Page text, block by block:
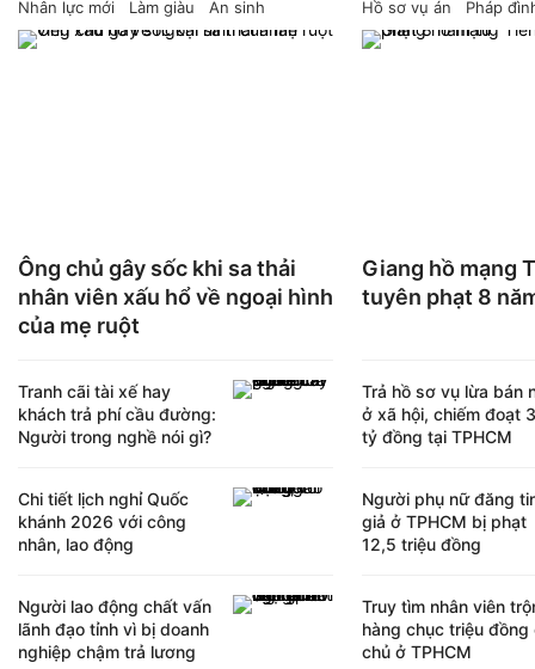
Nhân lực mới Làm giàu An sinh
Ông chủ gây sốc khi sa thải
nhân viên xấu hổ về ngoại hình
của mẹ ruột
Tranh cãi tài xế hay
khách trả phí cầu đường:
Người trong nghề nói gì?
Chi tiết lịch nghỉ Quốc
khánh 2026 với công
nhân, lao động
Người lao động chất vấn
lãnh đạo tỉnh vì bị doanh
nghiệp chậm trả lương
Hồ sơ vụ án Pháp
Giang hồ mạng
tuyên phạt 8
Trả hồ sơ vụ lừa bán
ở xã hội, chiếm đoạt
tỷ đồng tại TPHCM
Người phụ nữ đăng
giả ở TPHCM bị phạt
12,5 triệu đồng
Truy tìm nhân viên
hàng chục triệu đồng
chủ ở TPHCM